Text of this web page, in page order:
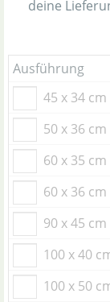
deine
Ausführung
45 x 34 cm
50 x 36 cm
60 x 35 cm
60 x 36 cm
90 x 45 cm
100 x 40
100 x 50